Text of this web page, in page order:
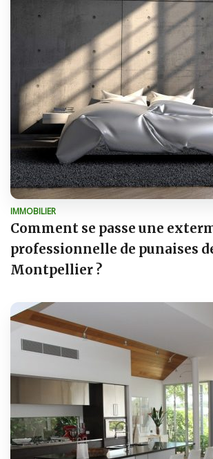
IMMOBILIER
Comment se passe une
professionnelle de punaises
Montpellier ?